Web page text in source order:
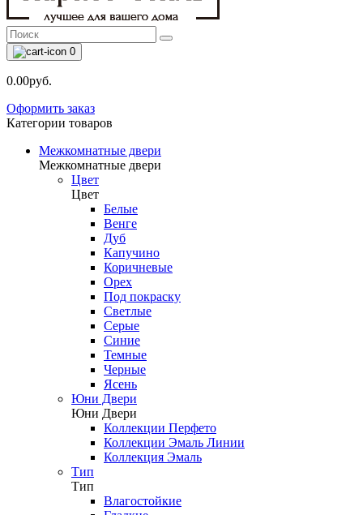
0
0.00руб.
Оформить заказ
Категории товаров
Межкомнатные двери
Межкомнатные двери
Цвет
Цвет
Белые
Венге
Дуб
Капучино
Коричневые
Орех
Под покраску
Светлые
Серые
Синие
Темные
Черные
Ясень
Юни Двери
Юни Двери
Коллекции Перфето
Коллекции Эмаль Линии
Коллекция Эмаль
Тип
Тип
Влагостойкие